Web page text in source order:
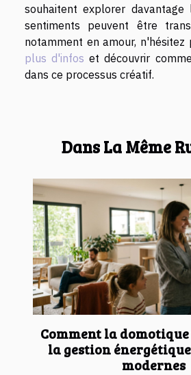
souhaitent explorer
sentiments peuvent être
notamment en amour,
plus d'infos et découvrir
dans ce processus créatif.
Dans La Même
Comment la
la gestion
modernes